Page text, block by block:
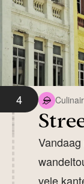
4
vele